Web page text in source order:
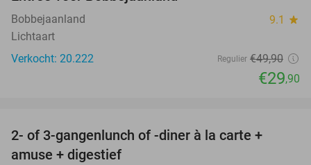
Bobbejaanland 9.1 star
Lichtaart
Verkocht: 20.222
Regulier €49,90
€29,90
2- of 3-gangenlunch of -diner à la carte +
amuse + digestief